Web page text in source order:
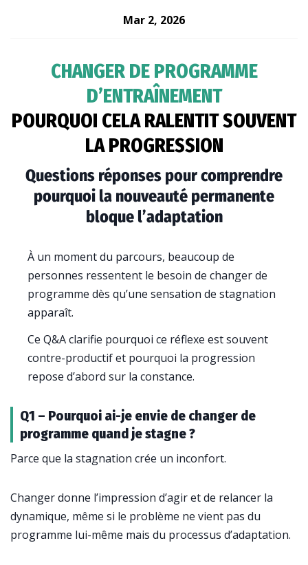
Mar 2, 2026
CHANGER DE PROGRAMME
D’ENTRAÎNEMENT
POURQUOI CELA RALENTIT SOUVENT
LA PROGRESSION
Questions réponses pour comprendre
pourquoi la nouveauté permanente
bloque l’adaptation
À un moment du parcours, beaucoup de
personnes ressentent le besoin de changer de
programme dès qu’une sensation de stagnation
apparaît.
Ce Q&A clarifie pourquoi ce réflexe est souvent
contre-productif et pourquoi la progression
repose d’abord sur la constance.
Q1 – Pourquoi ai-je envie de changer de
programme quand je stagne ?
Parce que la stagnation crée un inconfort.
Changer donne l’impression d’agir et de relancer la
dynamique, même si le problème ne vient pas du
programme lui-même mais du processus d’adaptation.